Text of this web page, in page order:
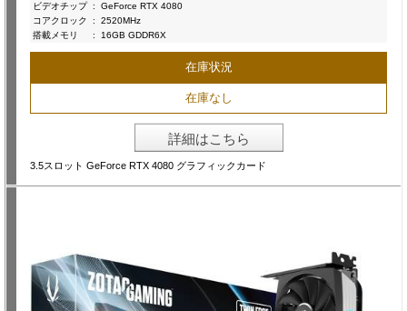
ビデオチップ :
GeForce RTX 4080
コアクロック
:
2520MHz
搭載メモリ
: 16GB GDDR6X
在庫状況
在庫なし
詳細はこちら
3.5スロット GeForce RTX 4080 グラフィックカード